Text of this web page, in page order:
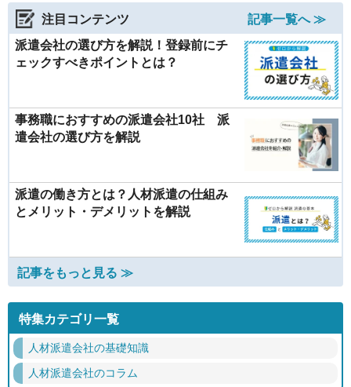
注目コンテンツ
記事一覧へ ≫
派遣会社の選び方を解説！登録前にチ
ェックすべきポイントとは？
事務職におすすめの派遣会社10社 派
遣会社の選び方を解説
派遣の働き方とは？人材派遣の仕組み
とメリット・デメリットを解説
記事をもっと見る ≫
特集カテゴリ一覧
人材派遣会社の基礎知識
人材派遣会社のコラム